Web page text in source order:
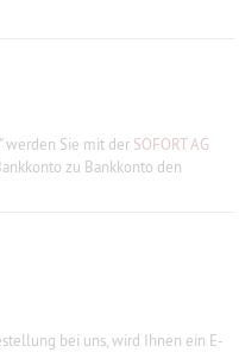
werden Sie mit der SOFORT AG
zu Bankkonto den
bei uns, wird Ihnen ein E-